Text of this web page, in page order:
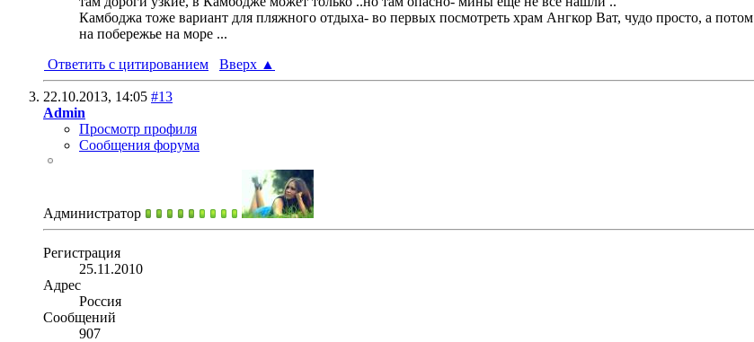
Камбоджа тоже вариант для пляжного отдыха- во первых посмотреть храм Ангкор Ват, чудо просто, а потом
на побережье на море ...
Ответить с цитированием
Вверх ▲
22.10.2013, 14:05 #13
Admin
Просмотр профиля
Сообщения форума
Администратор
Регистрация
25.11.2010
Адрес
Россия
Сообщений
907